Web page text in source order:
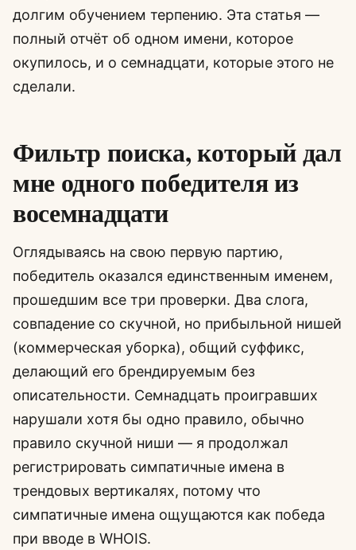
долгим обучением терпению. Эта статья —
полный отчёт об одном имени, которое
окупилось, и о семнадцати, которые этого не
сделали.
Фильтр поиска, который дал
мне одного победителя из
восемнадцати
Оглядываясь на свою первую партию,
победитель оказался единственным именем,
прошедшим все три проверки. Два слога,
совпадение со скучной, но прибыльной нишей
(коммерческая уборка), общий суффикс,
делающий его брендируемым без
описательности. Семнадцать проигравших
нарушали хотя бы одно правило, обычно
правило скучной ниши — я продолжал
регистрировать симпатичные имена в
трендовых вертикалях, потому что
симпатичные имена ощущаются как победа
при вводе в WHOIS.